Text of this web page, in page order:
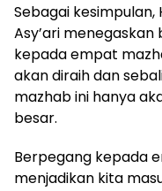
Sebagai kesimpulan,
Asy’ari
kepada empat
akan diraih dan
mazhab ini hanya
besar.
Berpegang kepada
menjadikan kita